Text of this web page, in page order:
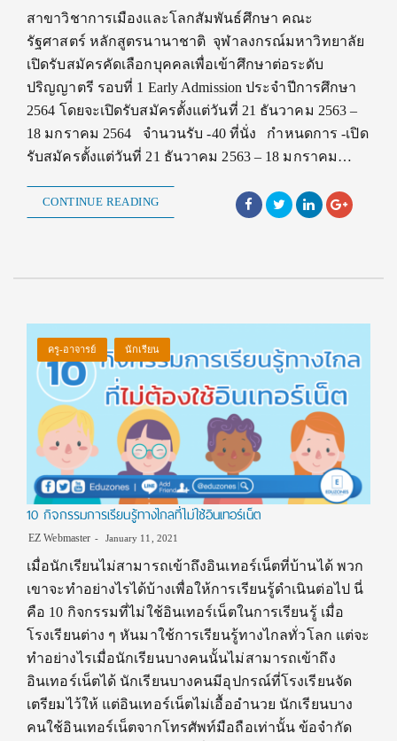
สาขาวิชาการเมืองและโลกสัมพันธ์ศึกษา คณะ
รัฐศาสตร์ หลักสูตรนานาชาติ จุฬาลงกรณ์มหาวิทยาลัย
เปิดรับสมัครคัดเลือกบุคคลเพื่อเข้าศึกษาต่อระดับ
ปริญญาตรี รอบที่ 1 Early Admission ประจำปีการศึกษา
2564 โดยจะเปิดรับสมัครตั้งแต่วันที่ 21 ธันวาคม 2563 –
18 มกราคม 2564 จำนวนรับ -40 ที่นั่ง กำหนดการ -เปิด
รับสมัครตั้งแต่วันที่ 21 ธันวาคม 2563 – 18 มกราคม…
CONTINUE READING
ครู-อาจารย์ นักเรียน
10 กิจกรรมการเรียนรู้ทางไกลที่ไม่ใช้อินเทอร์เน็ต
EZ Webmaster January 11, 2021
เมื่อนักเรียนไม่สามารถเข้าถึงอินเทอร์เน็ตที่บ้านได้ พวก
เขาจะทำอย่างไรได้บ้างเพื่อให้การเรียนรู้ดำเนินต่อไป นี่
คือ 10 กิจกรรมที่ไม่ใช้อินเทอร์เน็ตในการเรียนรู้ เมื่อ
โรงเรียนต่าง ๆ หันมาใช้การเรียนรู้ทางไกลทั่วโลก แต่จะ
ทำอย่างไรเมื่อนักเรียนบางคนนั้นไม่สามารถเข้าถึง
อินเทอร์เน็ตได้ นักเรียนบางคนมีอุปกรณ์ที่โรงเรียนจัด
เตรียมไว้ให้ แต่อินเทอร์เน็ตไม่เอื้ออำนวย นักเรียนบาง
คนใช้อินเทอร์เน็ตจากโทรศัพท์มือถือเท่านั้น ข้อจำกัด